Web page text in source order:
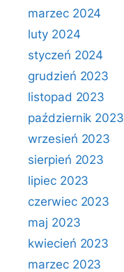
marzec 2024
luty 2024
styczeń 2024
grudzień 2023
listopad 2023
październik 2023
wrzesień 2023
sierpień 2023
lipiec 2023
czerwiec 2023
maj 2023
kwiecień 2023
marzec 2023